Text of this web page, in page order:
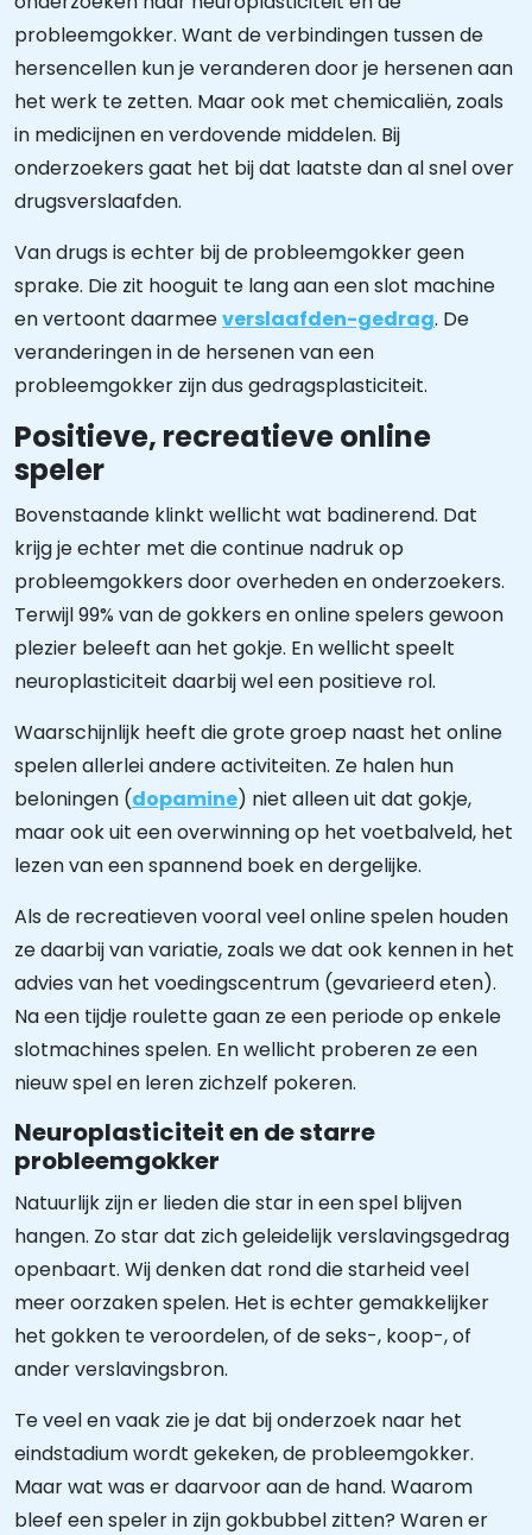
probleemgokker. Want de verbindingen tussen de
hersencellen kun je veranderen door je hersenen aan
het werk te zetten. Maar ook met chemicaliën, zoals
in medicijnen en verdovende middelen. Bij
onderzoekers gaat het bij dat laatste dan al snel over
drugsverslaafden.
Van drugs is echter bij de probleemgokker geen
sprake. Die zit hooguit te lang aan een slot machine
en vertoont daarmeeverslaafden-gedrag. De
veranderingen in de hersenen van een
probleemgokker zijn dus gedragsplasticiteit.
Positieve, recreatieve online
speler
Bovenstaande klinkt wellicht wat badinerend. Dat
krijg je echter met die continue nadruk op
probleemgokkers door overheden en onderzoekers.
Terwijl 99% van de gokkers en online spelers gewoon
plezier beleeft aan het gokje. En wellicht speelt
neuroplasticiteit daarbij wel een positieve rol.
Waarschijnlijk heeft die grote groep naast het online
spelen allerlei andere activiteiten. Ze halen hun
beloningen (dopamine) niet alleen uit dat gokje,
maar ook uit een overwinning op het voetbalveld, het
lezen van een spannend boek en dergelijke.
Als de recreatieven vooral veel online spelen houden
ze daarbij van variatie, zoals we dat ook kennen in het
advies van het voedingscentrum (gevarieerd eten).
Na een tijdje roulette gaan ze een periode op enkele
slotmachines spelen. En wellicht proberen ze een
nieuw spel en leren zichzelf pokeren.
Neuroplasticiteit en de starre
probleemgokker
Natuurlijk zijn er lieden die star in een spel blijven
hangen. Zo star dat zich geleidelijk verslavingsgedrag
openbaart. Wij denken dat rond die starheid veel
meer oorzaken spelen. Het is echter gemakkelijker
het gokken te veroordelen, of de seks-, koop-, of
ander verslavingsbron.
Te veel en vaak zie je dat bij onderzoek naar het
eindstadium wordt gekeken, de probleemgokker.
Maar wat was er daarvoor aan de hand. Waarom
bleef een speler in zijn gokbubbel zitten? Waren er